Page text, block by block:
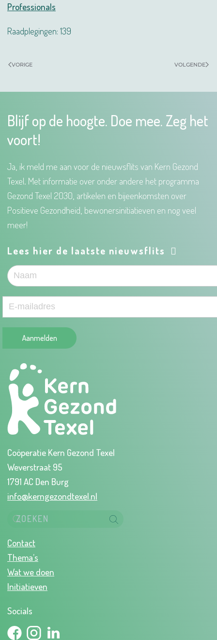
Professionals
Raadplegingen: 139
VORIGE VOLGENDE
Blijf op de hoogte. Doe mee. Zeg het
voort!
Ja, ik meld me aan voor de nieuwsflits van Kern Gezond
Texel. Met informatie over onder andere het programma
Gezond Texel 2030, artikelen en bijeenkomsten over
Positieve Gezondheid, bewonersinitiatieven en nog veel
meer!
Lees hier de laatste nieuwsflits
Aanmelden
Coöperatie Kern Gezond Texel
Weverstraat 95
1791 AC Den Burg
info@kerngezondtexel.nl
Contact
Thema’s
Wat we doen
Initiatieven
Socials